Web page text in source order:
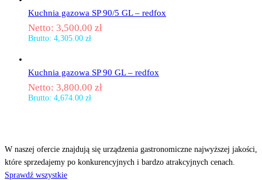
Kuchnia gazowa SP 90/5 GL – redfox
Netto: 3,500.00 zł
Brutto: 4,305.00 zł
Kuchnia gazowa SP 90 GL – redfox
Netto: 3,800.00 zł
Brutto: 4,674.00 zł
W naszej ofercie znajdują się urządzenia gastronomiczne najwyższej jakości,
które sprzedajemy po konkurencyjnych i bardzo atrakcyjnych cenach.
Sprawdź wszystkie